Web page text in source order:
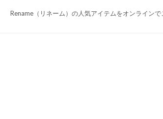
Rename（リネーム）の人気アイテムをオンラインで